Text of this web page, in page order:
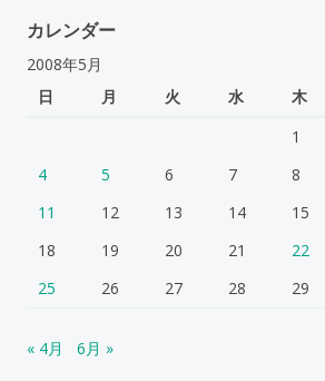
カレンダー
2008年5月
日
月 火 水 木
1
4
5 6 7 8
11
12 13 14 15
18
19 20 21 22
25
26 27 28 29
« 4月 6月 »